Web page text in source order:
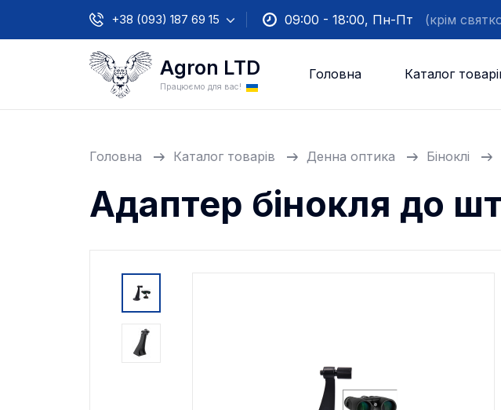
+38 (093) 187 69 15 09:00 - 18:00, Пн-Пт (крім
Agron LTD
Працюємо для вас!
Головна Каталог
Головна Каталог товарів Денна оптика Біноклі
Адаптер бінокля до